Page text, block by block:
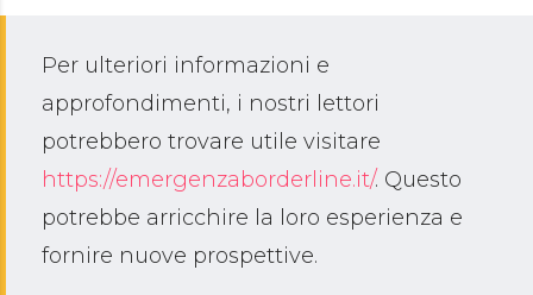
Per ulteriori informazioni e
approfondimenti, i nostri lettori
potrebbero trovare utile visitare
https://emergenzaborderline.it/. Questo
potrebbe arricchire la loro esperienza e
fornire nuove prospettive.